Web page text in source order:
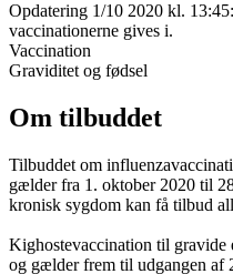
Opdatering 1/10 2020 kl.
vaccinationerne gives i.
Vaccination
Graviditet og fødsel
Om tilbuddet
Tilbuddet om
gælder fra 1. oktober 2020 til
kronisk sygdom kan få tilbud
Kighostevaccination til gravide
og gælder frem til udgangen af